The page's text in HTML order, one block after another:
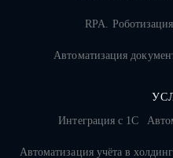
RPA.
Автоматизация
Интеграция с 1С
Автоматизация учёта в